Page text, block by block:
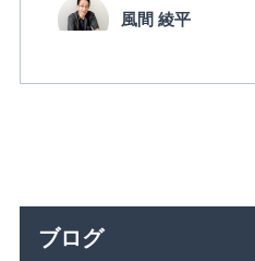
風間 綾平
ブログ